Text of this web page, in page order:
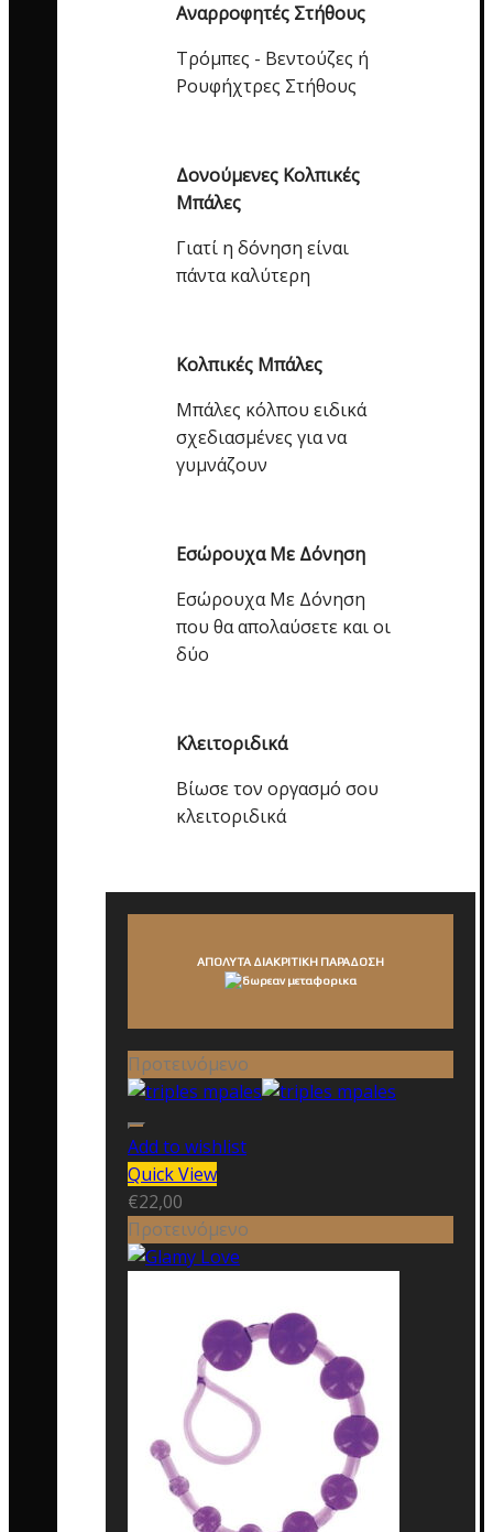
Αναρροφητές Στήθους
Τρόμπες - Βεντούζες ή
Ρουφήχτρες Στήθους
Δονούμενες Κολπικές
Μπάλες
Γιατί η δόνηση είναι
πάντα καλύτερη
Κολπικές Μπάλες
Μπάλες κόλπου ειδικά
σχεδιασμένες για να
γυμνάζουν
Εσώρουχα Με Δόνηση
Εσώρουχα Με Δόνηση
που θα απολαύσετε και οι
δύο
Κλειτοριδικά
Βίωσε τον οργασμό σου
κλειτοριδικά
ΑΠΟΛΥΤΑ ΔΙΑΚΡΙΤΙΚΗ ΠΑΡΑΔΟΣΗ
Προτεινόμενο
Add to wishlist
Quick View
€22,00
Προτεινόμενο